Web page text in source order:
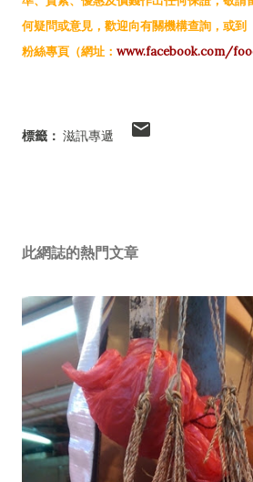
何疑問或意見，歡迎向有關機構查詢，或
粉絲專頁（網址： www.facebook.com/
標籤： 滋訊專遞
此網誌的熱門文章